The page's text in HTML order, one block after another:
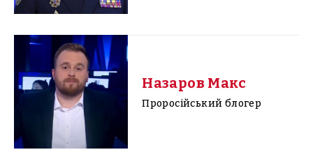
Назаров Макс
Проросійський блогер